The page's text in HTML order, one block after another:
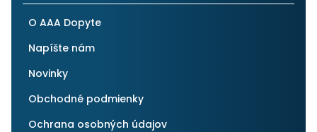
O AAA Dopyte
Napíšte nám
Novinky
Obchodné podmienky
Ochrana osobných údajov